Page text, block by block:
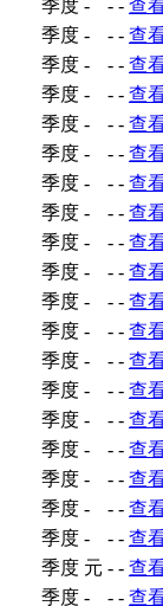
季度 - - - 查
季度 - - - 查
季度 - - - 查
季度 - - - 查
季度 - - - 查
季度 - - - 查
季度 - - - 查
季度 - - - 查
季度 - - - 查
季度 - - - 查
季度 - - - 查
季度 - - - 查
季度 - - - 查
季度 - - - 查
季度 - - - 查
季度 - - - 查
季度 - - - 查
季度 - - - 查
季度 - - - 查
季度 元 - - 查
季度 - - - 查